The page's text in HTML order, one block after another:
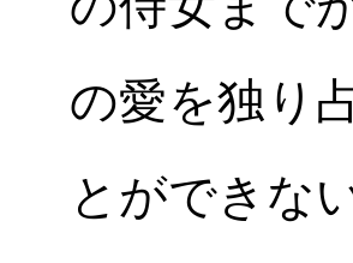
の愛を独り
とができな